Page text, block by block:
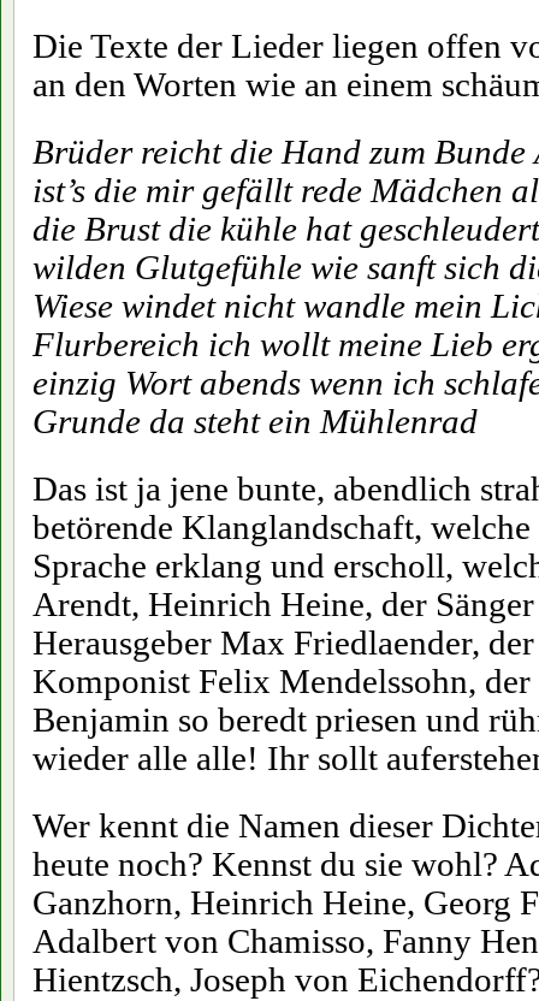
Die Texte der Lieder liegen offen
an den Worten wie an einem
Brüder reicht die Hand zum
ist’s die mir gefällt rede Mädchen
die Brust die kühle hat
wilden Glutgefühle wie sanft sich
Wiese windet nicht wandle mein
Flurbereich ich wollt meine Lieb
einzig Wort abends wenn ich
Grunde da steht ein Mühlenrad
Das ist ja jene bunte, abendlich
betörende Klanglandschaft,
Sprache erklang und erscholl,
Arendt, Heinrich Heine, der
Herausgeber Max Friedlaender,
Komponist Felix Mendelssohn,
Benjamin so beredt priesen und
wieder alle alle! Ihr sollt
Wer kennt die Namen dieser
heute noch? Kennst du sie wohl?
Ganzhorn, Heinrich Heine, Georg
Adalbert von Chamisso, Fanny
Hientzsch, Joseph von